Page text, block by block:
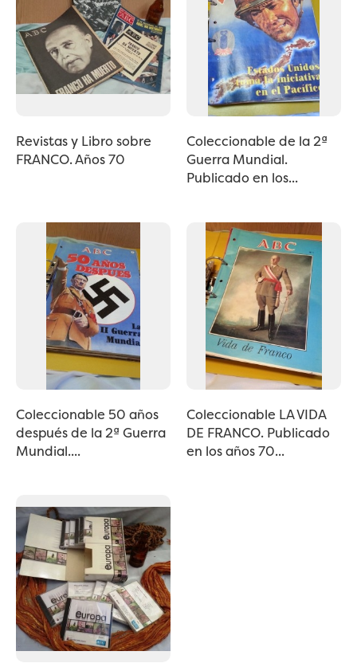
Revistas y Libro sobre
FRANCO. Años 70
Coleccionable de la 2ª
Guerra Mundial.
Publicado en los...
Coleccionable 50 años
después de la 2ª Guerra
Mundial....
Coleccionable LA VIDA
DE FRANCO. Publicado
en los años 70...